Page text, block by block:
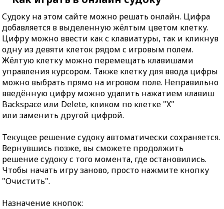
Судоку на этом сайте можно решать онлайн. Цифра
добавляется в выделенную жёлтым цветом клетку.
Цифру можно ввести как с клавиатуры, так и кликнув
одну из девяти клеток рядом с игровым полем.
Жёлтую клетку можно перемещать клавишами
управления курсором. Также клетку для ввода цифры
можно выбрать прямо на игровом поле. Неправильно
введённую цифру можно удалить нажатием клавиш
Backspace или Delete, кликом по клетке "X"
или заменить другой цифрой.
Текущее решение судоку автоматически сохраняется.
Вернувшись позже, вы сможете продолжить
решение судоку с того момента, где остановились.
Чтобы начать игру заново, просто нажмите кнопку
"Очистить".
Назначение кнопок: